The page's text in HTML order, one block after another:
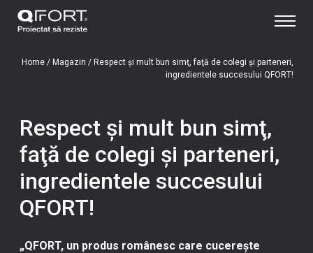
Home/ Magazin / Respect şi mult bun simţ, faţă de colegi şi parteneri,
ingredientele succesului QFORT!
Respect şi mult bun simţ,
faţă de colegi şi parteneri,
ingredientele succesului
QFORT!
„QFORT, un produs românesc care cucerește